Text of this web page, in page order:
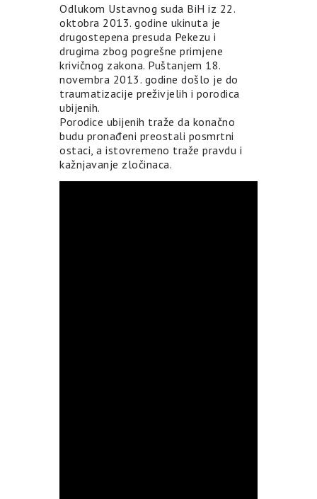
Odlukom Ustavnog suda BiH iz 22.
oktobra 2013. godine ukinuta je
drugostepena presuda Pekezu i
drugima zbog pogrešne primjene
krivičnog zakona. Puštanjem 18.
novembra 2013. godine došlo je do
traumatizacije preživjelih i porodica
ubijenih.
Porodice ubijenih traže da konačno
budu pronađeni preostali posmrtni
ostaci, a istovremeno traže pravdu i
kažnjavanje zločinaca.